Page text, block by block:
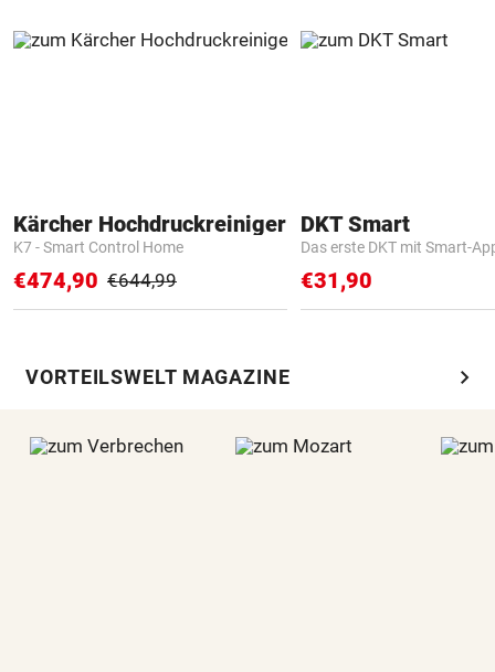
Kärcher Hochdruckreiniger
K7 - Smart Control Home
€474,90 €644,99
DKT Smart
Das erste DKT mit Smart-
€31,90
VORTEILSWELT MAGAZINE chevron_right